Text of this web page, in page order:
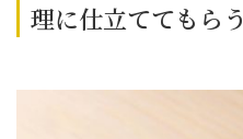
理に仕立ててもらう